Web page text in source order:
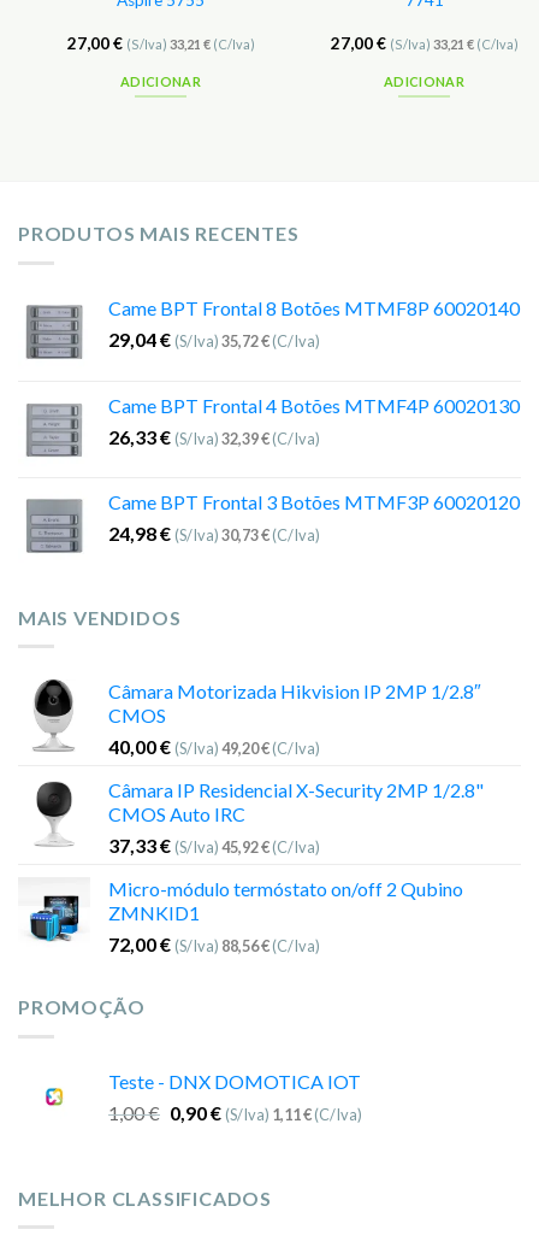
27,00€ (S/Iva) 33,21 €(C/Iva)
ADICIONAR
27,00€ (S/Iva) 33,21 €(C/Iva)
ADICIONAR
PRODUTOS MAIS RECENTES
Came BPT Frontal 8 Botões MTMF8P 60020140
29,04€ (S/Iva)35,72€(C/Iva)
Came BPT Frontal 4 Botões MTMF4P 60020130
26,33€ (S/Iva)32,39€(C/Iva)
Came BPT Frontal 3 Botões MTMF3P 60020120
24,98€ (S/Iva)30,73€(C/Iva)
MAIS VENDIDOS
Câmara Motorizada Hikvision IP 2MP 1/2.8″
CMOS
40,00€ (S/Iva)49,20€(C/Iva)
Câmara IP Residencial X-Security 2MP 1/2.8"
CMOS Auto IRC
37,33€ (S/Iva)45,92€(C/Iva)
Micro-módulo termóstato on/off 2 Qubino
ZMNKID1
72,00€ (S/Iva) 88,56€(C/Iva)
PROMOÇÃO
Teste - DNX DOMOTICA IOT
1,00€ 0,90€ (S/Iva) 1,11€(C/Iva)
MELHOR CLASSIFICADOS